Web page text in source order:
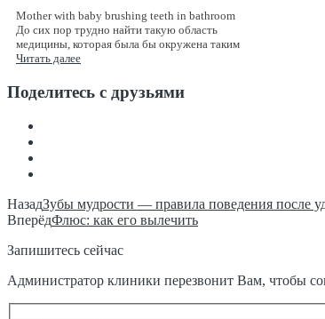
Mother with baby brushing teeth in bathroom
До сих пор трудно найти такую область
медицины, которая была бы окружена таким
Читать далее
Поделитесь с друзьями
НазадЗубы мудрости — правила поведения после
ВперёдФлюс: как его вылечить
Запишитесь сейчас
Администратор клиники перезвонит Вам, чтобы